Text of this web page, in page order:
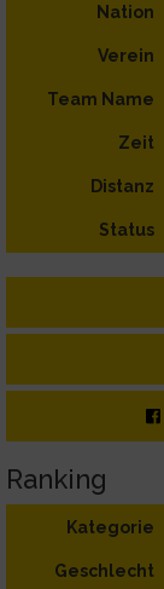
Nation
Verein
Team Name
Zeit
Distanz
Status
Ranking
Kategorie
Geschlecht